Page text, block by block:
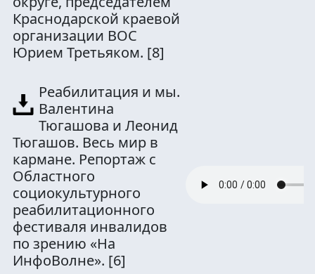
Краснодарской краевой
организации ВОС
Юрием Третьяком. [8]
Реабилитация и мы.
Валентина
Тюгашова и Леонид
Тюгашов. Весь мир в
кармане. Репортаж с
Областного
социокультурного
реабилитационного
фестиваля инвалидов
по зрению «На
ИнфоВолне». [6]